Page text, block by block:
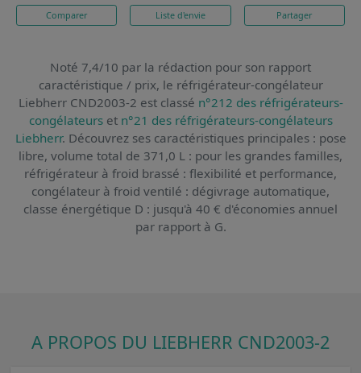
Comparer Liste d'envie Partager
Noté 7,4/10 par la rédaction pour son rapport
caractéristique / prix, le réfrigérateur-congélateur
Liebherr CND2003-2 est classé n°212 des réfrigérateurs-
congélateurset n°21 des réfrigérateurs-congélateurs
Liebherr. Découvrez ses caractéristiques principales : pose
libre, volume total de 371,0 L : pour les grandes familles,
réfrigérateur à froid brassé : flexibilité et performance,
congélateur à froid ventilé : dégivrage automatique,
classe énergétique D : jusqu'à 40 € d'économies annuel
par rapport à G.
A PROPOS DU LIEBHERR CND2003-2